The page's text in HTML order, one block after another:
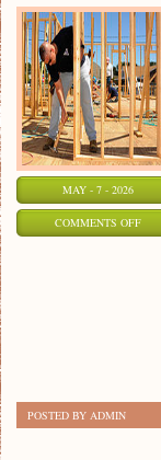
MAY - 7 - 2026
COMMENTS OFFON
POSTED BY ADMIN